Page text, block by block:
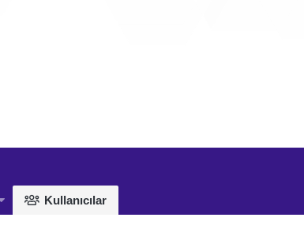
Kullanıcılar